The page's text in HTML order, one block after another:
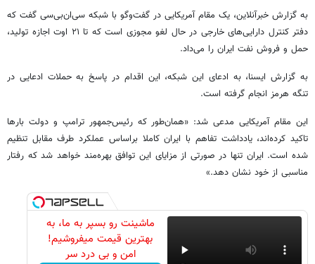
به گزارش خبرآنلاین، یک مقام آمریکایی در گفت‌وگو با شبکه سی‌ان‌بی‌سی گفت که
دفتر کنترل دارایی‌های خارجی در حال لغو مجوزی است که تا ۲۱ اوت اجازه تولید،
حمل و فروش نفت ایران را می‌داد.
به گزارش ایسنا، به ادعای این شبکه، این اقدام در پاسخ به حملات ادعایی در
تنگه هرمز انجام گرفته است.
این مقام آمریکایی مدعی شد: «همان‌طور که رئیس‌جمهور ترامپ و دولت بارها
تاکید کرده‌اند، یادداشت تفاهم با ایران کاملا براساس عملکرد طرف مقابل تنظیم
شده است. ایران تنها در صورتی از مزایای این توافق بهره‌مند خواهد شد که رفتار
مناسبی از خود نشان دهد.»
ماشینت رو بسپر به ما، به
بهترین قیمت میفروشیم!
امن و بی درد سر